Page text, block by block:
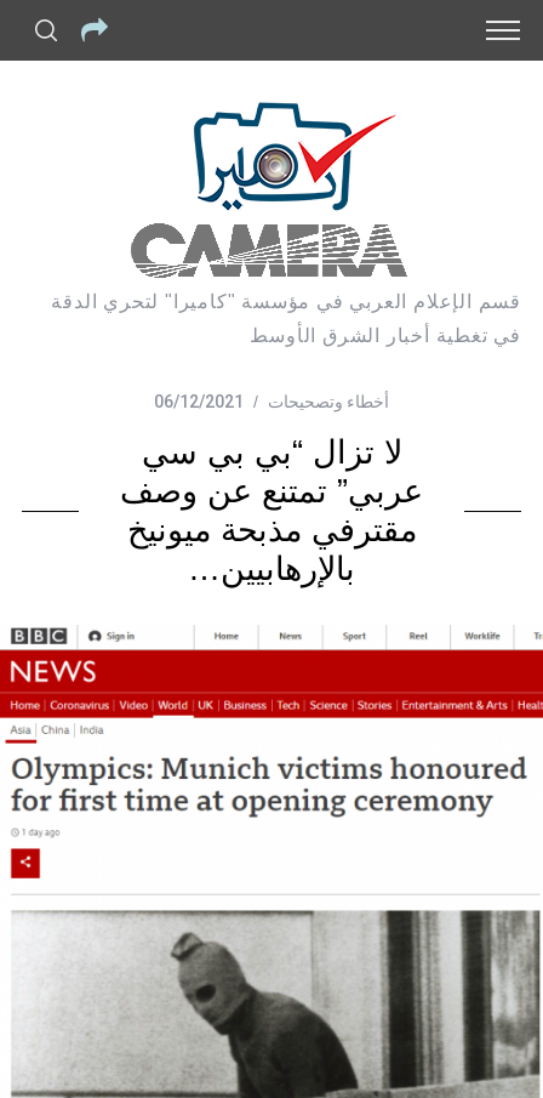
قسم الإعلام العربي في مؤسسة "كاميرا" لتحري الدقة
في تغطية أخبار الشرق الأوسط
أخطاء وتصحيحات 06/12/2021
لا تزال “بي بي سي
عربي” تمتنع عن وصف
مقترفي مذبحة ميونيخ
بالإرهابيين…